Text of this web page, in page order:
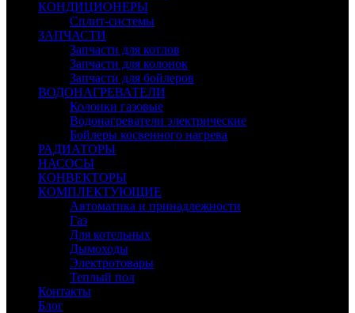
КОНДИЦИОНЕРЫ
Сплит-системы
ЗАПЧАСТИ
Запчасти для котлов
Запчасти для колонок
Запчасти для бойлеров
ВОДОНАГРЕВАТЕЛИ
Колонки газовые
Водонагреватели электрические
Бойлеры косвенного нагрева
РАДИАТОРЫ
НАСОСЫ
КОНВЕКТОРЫ
КОМПЛЕКТУЮЩИЕ
Автоматика и принадлежности
Газ
Для котельных
Дымоходы
Электротовары
Теплый пол
Контакты
Блог